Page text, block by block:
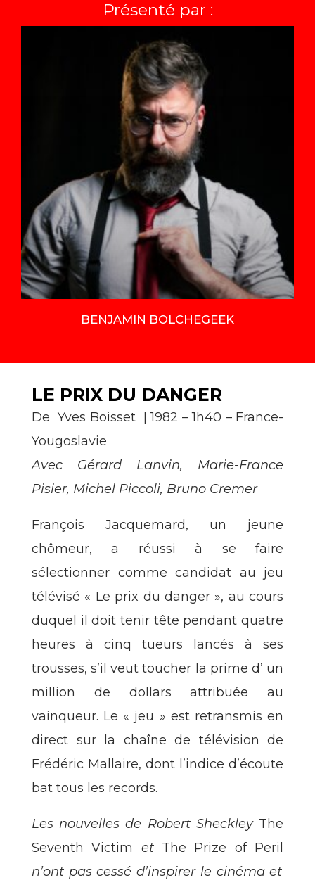
Présenté par :
BENJAMIN BOLCHEGEEK
LE PRIX DU DANGER
De Yves Boisset | 1982 – 1h40 – France-
Yougoslavie
Avec Gérard Lanvin, Marie-France
Pisier, Michel Piccoli, Bruno Cremer
François Jacquemard, un jeune
chômeur, a réussi à se faire
sélectionner comme candidat au jeu
télévisé « Le prix du danger », au cours
duquel il doit tenir tête pendant quatre
heures à cinq tueurs lancés à ses
trousses, s’il veut toucher la prime d’ un
million de dollars attribuée au
vainqueur. Le « jeu » est retransmis en
direct sur la chaîne de télévision de
Frédéric Mallaire, dont l’indice d’écoute
bat tous les records.
Les nouvelles de Robert Sheckley The
Seventh Victim
et The Prize of Peril
n’ont pas cessé d’inspirer le cinéma et